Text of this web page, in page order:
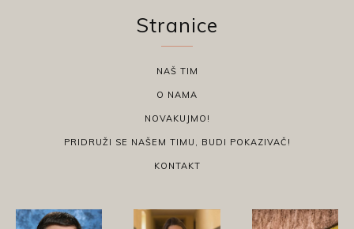
Stranice
NAŠ TIM
O NAMA
NOVAKUJMO!
PRIDRUŽI SE NAŠEM TIMU, BUDI POKAZIVAČ!
KONTAKT